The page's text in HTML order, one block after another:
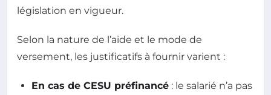
législation en vigueur.
Selon la nature de l’aide et le mode de
versement, les justificatifs à fournir varient :
En cas de CESU préfinancé : le salarié n’a pas